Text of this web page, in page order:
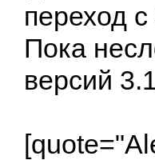
переход
Пока
версий